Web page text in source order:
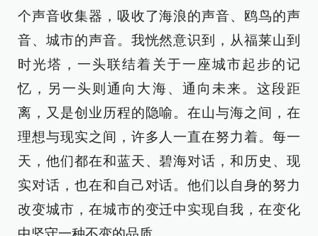
个声音收集器，吸收了海浪的声音、鸥鸟的声
音、城市的声音。我恍然意识到，从福莱山到
时光塔，一头联结着关于一座城市起步的记
忆，另一头则通向大海、通向未来。这段距
离，又是创业历程的隐喻。在山与海之间，在
理想与现实之间，许多人一直在努力着。每一
天，他们都在和蓝天、碧海对话，和历史、现
实对话，也在和自己对话。他们以自身的努力
改变城市，在城市的变迁中实现自我，在变化